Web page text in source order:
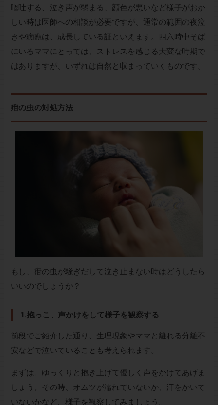
嘔吐する、泣き声が弱まる、顔色が悪いなど様子がおか
しい時は医師への相談が必要ですが、通常の範囲の夜泣
きや癇癪は、成長している証といえます。四六時中そば
にいるママにとっては、ストレスを感じる大変な時期で
はありますが、いずれは自然と収まっていくものです。
疳の虫の対処方法
もし、疳の虫が騒ぎだして泣き止まない時はどうしたら
いいのでしょうか？
1.抱っこ、声かけをして様子を観察する
前段でご紹介した通り、生理現象やママと離れる分離不
安などで泣いていることも考えられます。
まずは、ゆっくりと抱き上げて優しく声をかけてあげま
しょう。その時、オムツが濡れていないか、汗をかいて
いないかなど、様子を観察してみましょう。